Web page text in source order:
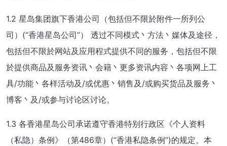
1.2 星岛集团旗下香港公司（包括但不限於附件一所列公
司）(“香港星岛公司”） 透过不同模式丶方法丶媒体及途径，
包括但不限於网站及应用程式提供不同的服务，包括但不限
於提供商品及服务资讯丶会籍丶更多资讯内容丶各项网上工
具/功能丶各样活动及/或优惠丶销售及/或购买货品及服务丶
博客丶及/或参与讨论区讨论。
1.3 各香港星岛公司承诺遵守香港特别行政区《个人资料
（私隐）条例》（第486章）(“香港私隐条例”)的规定。本